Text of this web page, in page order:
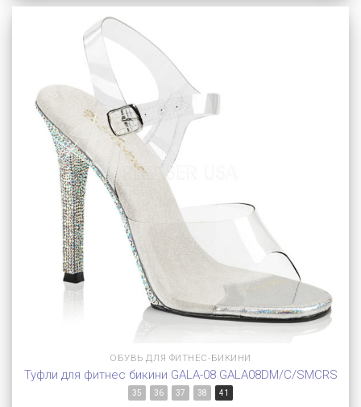
ОБУВЬ ДЛЯ ФИТНЕС-БИКИНИ
Туфли для фитнес бикини GALA-08 GALA08DM/C/SMCRS
35 36 37 38 41